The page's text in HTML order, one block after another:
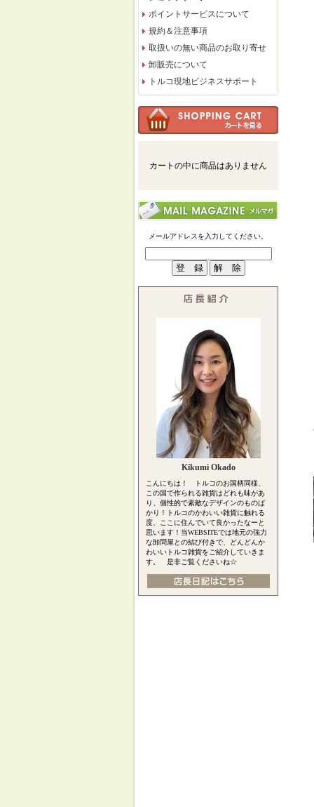
ポイントサービスについて
規約＆注意事項
取扱いの無い商品のお取り寄せ
卸販売について
トルコ現地ビジネスサポート
カートの中に商品はありません
メールアドレスを入力してください。
Kikumi Okado
こんにちは！ トルコのお国柄同様、
この国で作られる雑貨はどれも味があ
り、個性的で素敵なデザインのものば
かり！トルコのかわいい雑貨に触れる
度、ここに住んでいて良かったなーと
思います！当WEBSITEでは地元の強力
な卸問屋との結び付きで、どんどんか
わいいトルコ雑貨をご紹介していきま
す。 是非ご覧くださいね☆